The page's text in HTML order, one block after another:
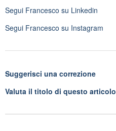
Segui Francesco su Linkedin
Segui Francesco su Instagram
Suggerisci una correzione
Valuta il titolo di questo articolo